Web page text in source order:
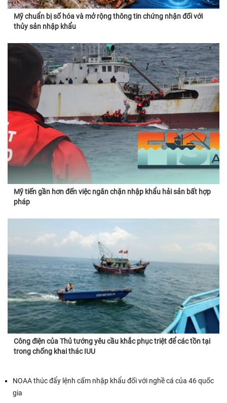
Mỹ chuẩn bị số hóa và mở rộng thông tin chứng nhận đối với
thủy sản nhập khẩu
Mỹ tiến gần hơn đến việc ngăn chặn nhập khẩu hải sản bất hợp
pháp
Công điện của Thủ tướng yêu cầu khắc phục triệt để các tồn tại
trong chống khai thác IUU
NOAA thúc đẩy lệnh cấm nhập khẩu đối với nghề cá của 46 quốc
gia